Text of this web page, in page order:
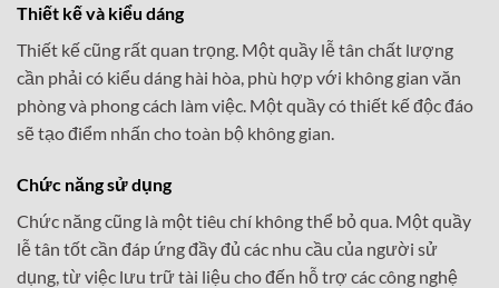
Thiết kế và kiểu dáng
Thiết kế cũng rất quan trọng. Một quầy lễ tân chất lượng
cần phải có kiểu dáng hài hòa, phù hợp với không gian văn
phòng và phong cách làm việc. Một quầy có thiết kế độc đáo
sẽ tạo điểm nhấn cho toàn bộ không gian.
Chức năng sử dụng
Chức năng cũng là một tiêu chí không thể bỏ qua. Một quầy
lễ tân tốt cần đáp ứng đầy đủ các nhu cầu của người sử
dụng, từ việc lưu trữ tài liệu cho đến hỗ trợ các công nghệ